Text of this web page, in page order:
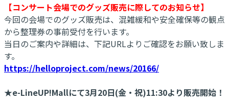
【コンサート会場でのグッズ販売に際してのお知らせ】
今回の会場でのグッズ販売は、混雑緩和や安全確保等の観点
から整理券の事前受付を行います。
当日のご案内や詳細は、下記URLよりご確認をお願い致しま
す。
https://helloproject.com/news/20166/
★e-LineUP!Mallにて3月20日(金・祝)11:30より販売開始！